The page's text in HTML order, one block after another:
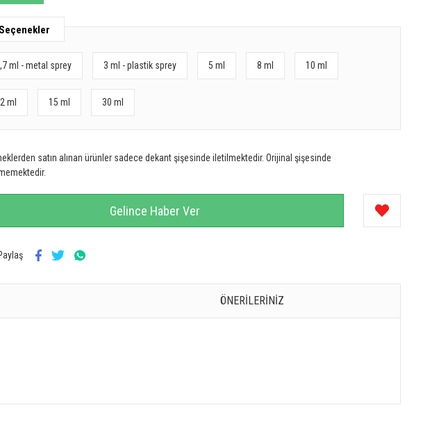
Seçenekler
ml - metal sprey 3 ml - plastik sprey 5 ml 8 ml 10 ml
ml 15 ml 30 ml
satın alınan ürünler sadece dekant şişesinde iletilmektedir. Orijinal şişesinde
Gelince Haber Ver
ÖNERILERINIZ